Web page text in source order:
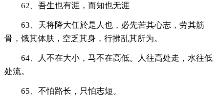
62、吾生也有涯，而知也无涯
63、天将降大任於是人也，必先苦其心志，劳其筋
骨，饿其体肤，空乏其身，行拂乱其所为。
64、人不在大小，马不在高低。人往高处走，水往低
处流。
65、不怕路长，只怕志短。